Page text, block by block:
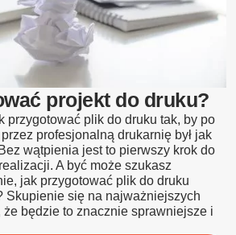
projekt do druku?
przygotować plik do druku tak, by po
profesjonalną drukarnię był jak
wątpienia jest to pierwszy krok do
A być może szukasz
jak przygotować plik do druku
Skupienie się na najważniejszych
że będzie to znacznie sprawniejsze i